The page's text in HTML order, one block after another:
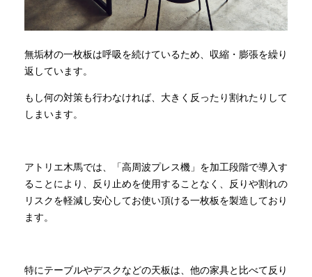
無垢材の一枚板は呼吸を続けているため、収縮・膨張を繰り
返しています。
もし何の対策も行わなければ、大きく反ったり割れたりして
しまいます。
アトリエ木馬では、「高周波プレス機」を加工段階で導入す
ることにより、反り止めを使用することなく、反りや割れの
リスクを軽減し安心してお使い頂ける一枚板を製造しており
ます。
特にテーブルやデスクなどの天板は、他の家具と比べて反り